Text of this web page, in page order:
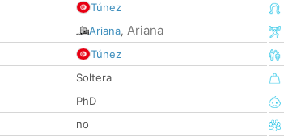
Túnez
Ariana, Ariana
Túnez
Soltera
PhD
no